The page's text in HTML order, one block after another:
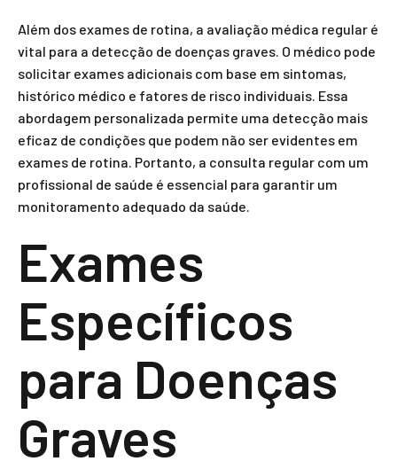
Além dos exames de rotina, a avaliação médica regular é
vital para a detecção de doenças graves. O médico pode
solicitar exames adicionais com base em sintomas,
histórico médico e fatores de risco individuais. Essa
abordagem personalizada permite uma detecção mais
eficaz de condições que podem não ser evidentes em
exames de rotina. Portanto, a consulta regular com um
profissional de saúde é essencial para garantir um
monitoramento adequado da saúde.
Exames
Específicos
para Doenças
Graves